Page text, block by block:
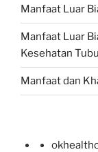
Manfaat Luar
Manfaat Luar
Kesehatan
Manfaat dan